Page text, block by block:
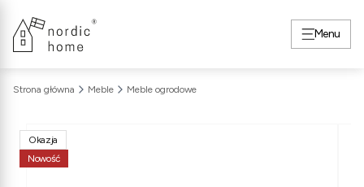
Menu
Strona główna Meble Meble ogrodowe
Okazja
Nowość